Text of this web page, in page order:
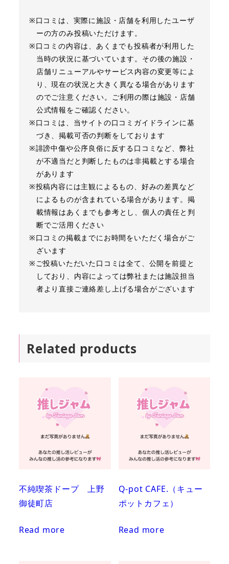
※口コミは、実際に施設・店舗を利用したユーザ
ーの方のみ投稿いただけます。
※口コミの内容は、あくまでも投稿者が利用した
当時の状況に基づいています。その後の施設・
店舗リニューアルやサービス内容の変更等によ
り、現在の状況と大きく異なる場合があります
のでご注意ください。ご利用の際は施設・店舗
公式情報をご確認ください。
※口コミは、当サイトの口コミガイドラインに基
づき、掲載可否の判断をしております
※誹謗中傷や公序良俗に反する口コミなど、弊社
が不適当だと判断したものは非掲載とする場合
があります
※投稿内容には主観によるもの、好みの差異など
によるものが含まれている場合があります。掲
載情報はあくまでも参考とし、個人の責任と判
断でご活用ください
※口コミの掲載までにお時間をいただく場合がご
ざいます
※ご投稿いただいた口コミは全て、公開を前提と
しており、内容によっては弊社または施設担当
者より直接ご連絡差し上げる場合がございます
Related products
不純喫茶ドープ 上野
御徒町店
Read more
Q-pot CAFE.（キュー
ポットカフェ）
Read more